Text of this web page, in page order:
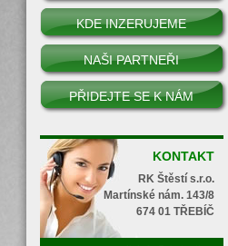
KDE INZERUJEME
NAŠI PARTNEŘI
PŘIDEJTE SE K NÁM
KONTAKT
RK Štěstí s.r.o.
Martínské nám. 143/8
674 01 TŘEBÍČ